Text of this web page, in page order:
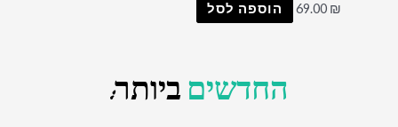
69.00 ₪ הוספה לסל
החדשיםביותר: